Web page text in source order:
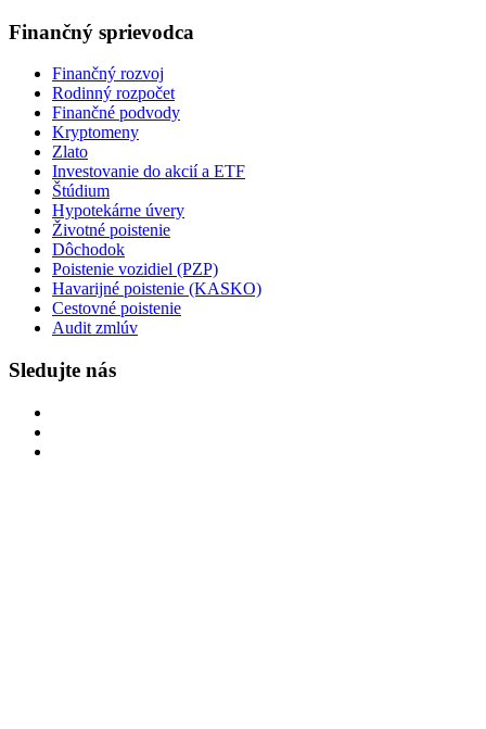
Finančný sprievodca
Finančný rozvoj
Rodinný rozpočet
Finančné podvody
Kryptomeny
Zlato
Investovanie do akcií a ETF
Štúdium
Hypotekárne úvery
Životné poistenie
Dôchodok
Poistenie vozidiel (PZP)
Havarijné poistenie (KASKO)
Cestovné poistenie
Audit zmlúv
Sledujte nás